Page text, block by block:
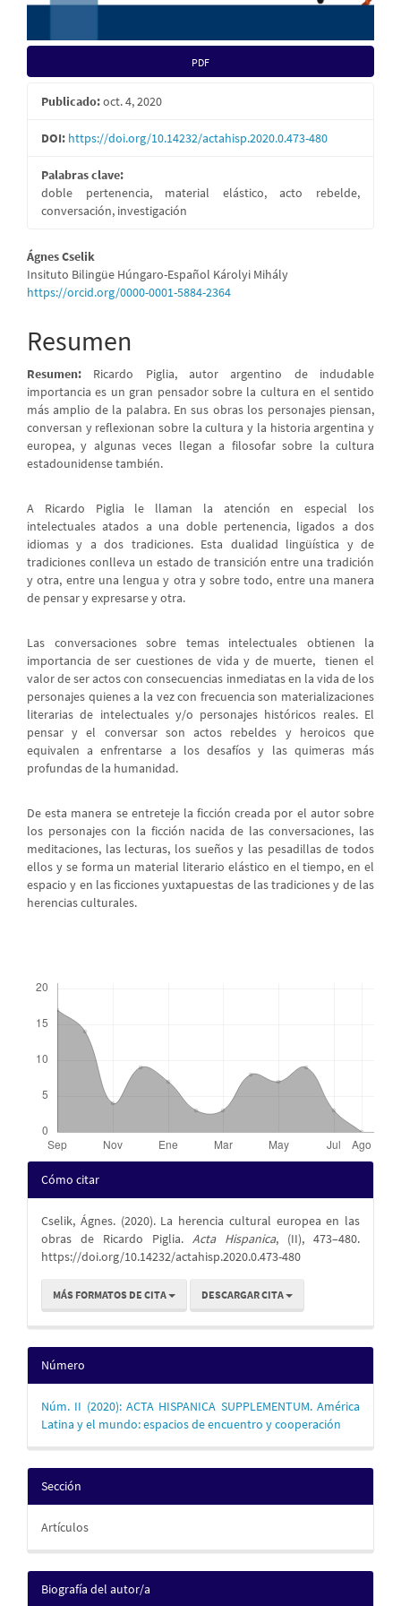
PDF
Publicado:oct. 4, 2020
DOI: https://doi.org/10.14232/actahisp.2020.0.473-480
Palabras clave:
doble pertenencia, material elástico, acto rebelde,
conversación, investigación
Contenido
principal
artículo
Ágnes Cselik
Insituto Bilingüe Húngaro-Español Károlyi Mihály
https://orcid.org/0000-0001-5884-2364
Resumen
Resumen: Ricardo Piglia, autor argentino de indudable
importancia es un gran pensador sobre la cultura en el sentido
más amplio de la palabra. En sus obras los personajes piensan,
conversan y reflexionan sobre la cultura y la historia argentina y
europea, y algunas veces llegan a filosofar sobre la cultura
estadounidense también.
A Ricardo Piglia le llaman la atención en especial los
intelectuales atados a una doble pertenencia, ligados a dos
idiomas y a dos tradiciones. Esta dualidad lingüística y de
tradiciones conlleva un estado de transición entre una tradición
y otra, entre una lengua y otra y sobre todo, entre una manera
de pensar y expresarse y otra.
Las conversaciones sobre temas intelectuales obtienen la
importancia de ser cuestiones de vida y de muerte, tienen el
valor de ser actos con consecuencias inmediatas en la vida de los
personajes quienes a la vez con frecuencia son materializaciones
literarias de intelectuales y/o personajes históricos reales. El
pensar y el conversar son actos rebeldes y heroicos que
equivalen a enfrentarse a los desafíos y las quimeras más
profundas de la humanidad.
De esta manera se entreteje la ficción creada por el autor sobre
los personajes con la ficción nacida de las conversaciones, las
meditaciones, las lecturas, los sueños y las pesadillas de todos
ellos y se forma un material literario elástico en el tiempo, en el
espacio y en las ficciones yuxtapuestas de las tradiciones y de las
herencias culturales.
Detalles
del
artículo
Cómo citar
Cselik, Ágnes. (2020). La herencia cultural europea en las
obras de Ricardo Piglia. Acta Hispanica, (II), 473–480.
https://doi.org/10.14232/actahisp.2020.0.473-480
MÁS FORMATOS DE CITA DESCARGAR CITA
Número
Núm. II (2020): ACTA HISPANICA SUPPLEMENTUM. América
Latina y el mundo: espacios de encuentro y cooperación
Sección
Artículos
Biografía del autor/a